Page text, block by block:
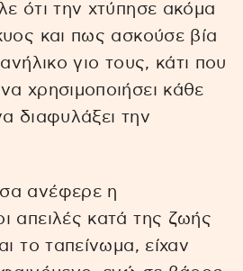
ότι την χτύπησε ακόμα
και πως ασκούσε βία
γιο τους, κάτι που
χρησιμοποιήσει κάθε
διαφυλάξει την
ανέφερε η
απειλές κατά της ζωής
το ταπείνωμα, είχαν